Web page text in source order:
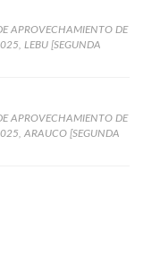
APROVECHAMIENTO DE
LEBU [SEGUNDA
APROVECHAMIENTO DE
ARAUCO [SEGUNDA